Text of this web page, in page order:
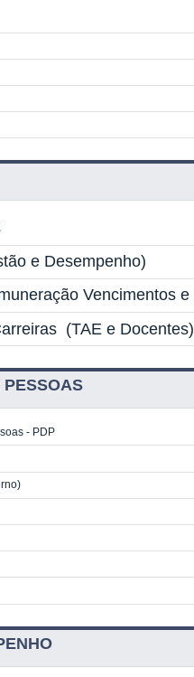
e Desempenho)
Vencimentos
(TAE e Docentes)
PESSOAS
- PDP